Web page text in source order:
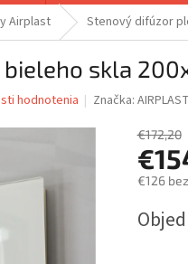
Airplast Stenový difúzor
skla
hodnotenia Značka:AIRPLAST
€172,20
€126
cena: